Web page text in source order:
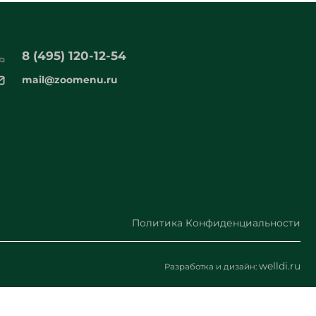
8 (495) 120-12-54
mail@zoomenu.ru
Политика Конфиденциальности
Разработка и дизайн: welldi.ru